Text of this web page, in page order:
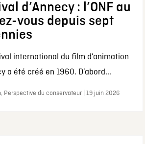
d’Annecy : l’ONF au
vous depuis sept
international du film d’animation
a été créé en 1960. D’abord...
Perspective du conservateur | 19 juin 2026